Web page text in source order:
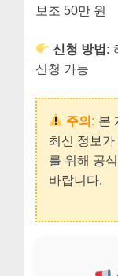
보조 50만 원
신청 방법:
신청 가능
주의: 본
최신 정보
를 위해 공
바랍니다.